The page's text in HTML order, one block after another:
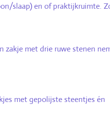
slaap) en of praktijkruimte.
zakje met drie ruwe stenen
met gepolijste steentjes én